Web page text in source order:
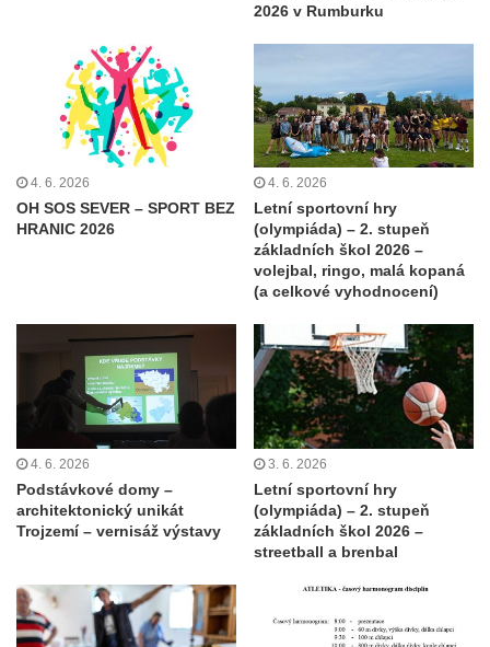
2026 v Rumburku
4. 6. 2026
OH SOS SEVER – SPORT BEZ
HRANIC 2026
4. 6. 2026
Letní sportovní hry
(olympiáda) – 2. stupeň
základních škol 2026 –
volejbal, ringo, malá kopaná
(a celkové vyhodnocení)
4. 6. 2026
Podstávkové domy –
architektonický unikát
Trojzemí – vernisáž výstavy
3. 6. 2026
Letní sportovní hry
(olympiáda) – 2. stupeň
základních škol 2026 –
streetball a brenbal